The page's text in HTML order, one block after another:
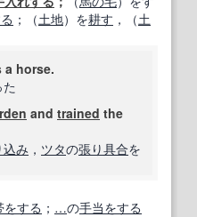
；（土地）を耕す ，（土
a horse.
and trained the
み ， ツタの張り具合を
をする ； …の手当をする